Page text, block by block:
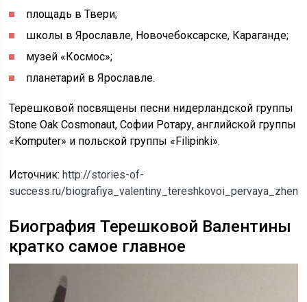
площадь в Твери;
школы в Ярославле, Новочебоксарске, Караганде;
музей «Космос»;
планетарий в Ярославле.
Терешковой посвящены песни нидерландской группы
Stone Oak Cosmonaut, Софии Ротару, английской группы
«Komputer» и польской группы «Filipinki».
Источник:http://stories-of-
success.ru/
Биография Терешковой Валентины
кратко самое главное